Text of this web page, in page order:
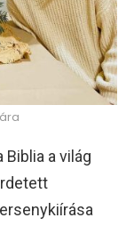
a világ